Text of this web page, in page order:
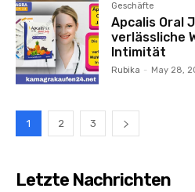
Geschäfte
Apcalis Oral
verlässliche
Intimität
Rubika - May 28,
1 2 3
Letzte Nachrichten